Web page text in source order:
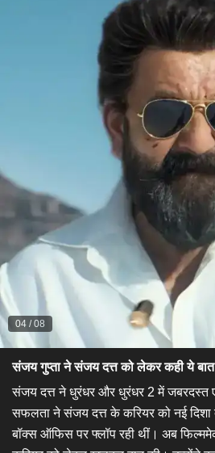
04 /08
संजय गुप्ता ने संजय दत्त को लेकर कही ये बात
संजय दत्त ने धुरंधर और धुरंधर 2 में जबरदस्त
सफलता ने संजय दत्त के करियर को नई
बॉक्स ऑफिस पर फ्लॉप रही थीं। अब